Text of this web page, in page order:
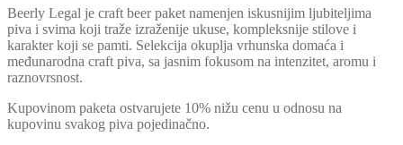
Beerly Legal je craft beer paket namenjen iskusnijim ljubiteljima
piva i svima koji traže izraženije ukuse, kompleksnije stilove i
karakter koji se pamti. Selekcija okuplja vrhunska domaća i
međunarodna craft piva, sa jasnim fokusom na intenzitet, aromu i
raznovrsnost.
Kupovinom paketa ostvarujete 10% nižu cenu u odnosu na
kupovinu svakog piva pojedinačno.